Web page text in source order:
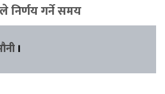
निर्णय गर्ने समय
।